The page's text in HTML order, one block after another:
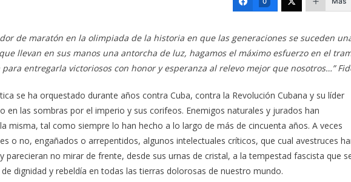
de maratón en la olimpiada de la historia en que las generaciones se suceden
llevan en sus manos una antorcha de luz, hagamos el máximo esfuerzo en el
entregarla victoriosos con honor y esperanza al relevo mejor que nosotros…”
se ha orquestado durante años contra Cuba, contra la Revolución Cubana y su líder
en las sombras por el imperio y sus corifeos. Enemigos naturales y jurados han
misma, tal como siempre lo han hecho a lo largo de más de cincuenta años. A veces
o no, engañados o arrepentidos, algunos intelectuales críticos, que cual avestruces
parecieran no mirar de frente, desde sus urnas de cristal, a la tempestad fascista que
dignidad y rebeldía en todas las tierras dolorosas de nuestro mundo.